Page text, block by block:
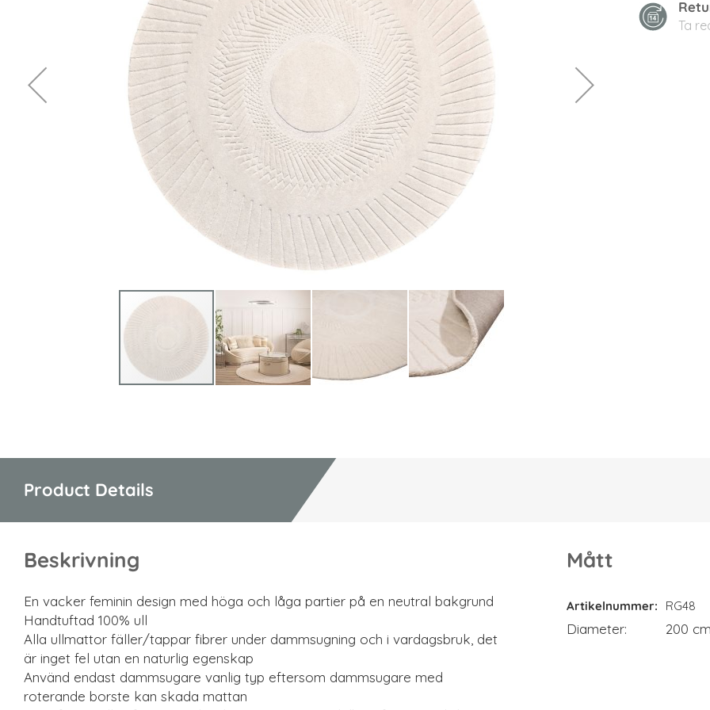
Ta
av
Product Details
Beskrivning
En vacker feminin design med höga och låga partier på en neutral bakgrund
Handtuftad 100% ull
Alla ullmattor fäller/tappar fibrer under dammsugning och i vardagsbruk, det
är inget fel utan en naturlig egenskap
Använd endast dammsugare vanlig typ eftersom dammsugare med
roterande borste kan skada mattan
Mått
Mått
Artikelnummer RG48
Diameter 200 cm